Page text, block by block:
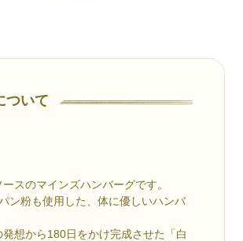
ついて
スのマインズハンバーグです。
ン粉も使用した、体に優しいハンバ
想から180日をかけ完成させた「白